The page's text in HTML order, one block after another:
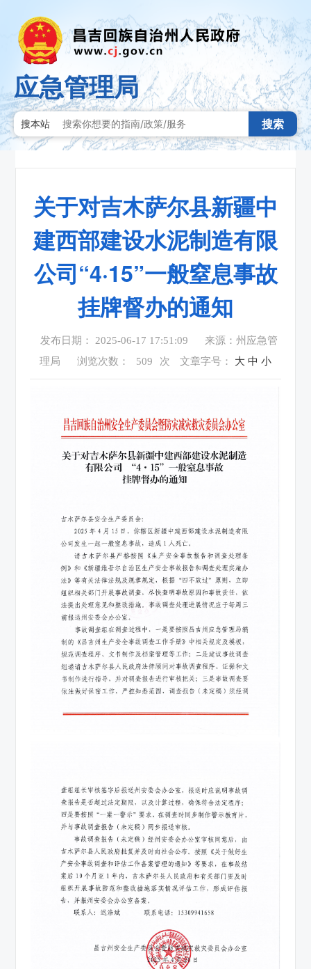
应急管理局
搜本站 搜索
关于对吉木萨尔县新疆中
建西部建设水泥制造有限
公司“4·15”一般窒息事故
挂牌督办的通知
发布日期： 2025-06-17 17:51:09
来源：州应急管
理局
浏览次数： 509 次 文章字号： 大 中 小